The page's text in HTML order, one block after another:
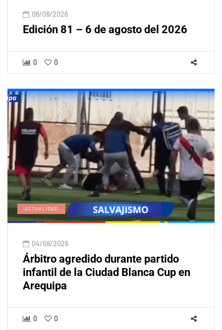
06/08/2026
Edición 81 – 6 de agosto del 2026
0 0
ACTUALIDAD
04/08/2026
Árbitro agredido durante partido
infantil de la Ciudad Blanca Cup en
Arequipa
0 0